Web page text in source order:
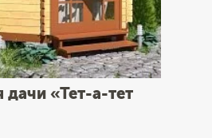
дачи «Тет-а-тет